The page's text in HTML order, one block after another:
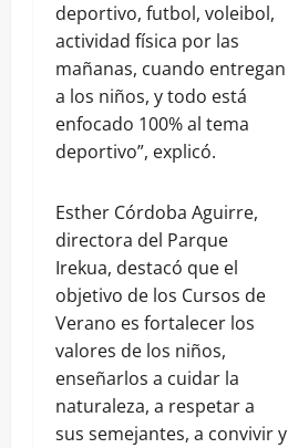
deportivo, futbol, voleibol,
actividad física por las
mañanas, cuando entregan
a los niños, y todo está
enfocado 100% al tema
deportivo”, explicó.
Esther Córdoba Aguirre,
directora del Parque
Irekua, destacó que el
objetivo de los Cursos de
Verano es fortalecer los
valores de los niños,
enseñarlos a cuidar la
naturaleza, a respetar a
sus semejantes, a convivir y